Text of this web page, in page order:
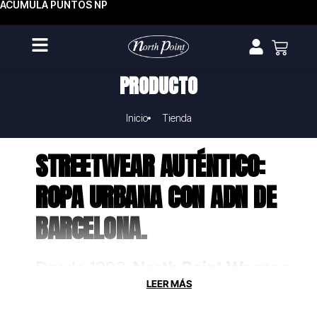
ACUMULA PUNTOS NP
PRODUCTO
Inicio Tienda
STREETWEAR AUTÉNTICO:
ROPA URBANA CON ADN DE
BARCELONA.
solo fabrica ropa, crea uniformes